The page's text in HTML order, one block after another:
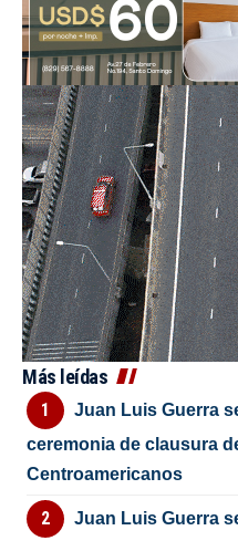
Más leídas
Juan Luis Guerra
ceremonia de clausura
Centroamericanos
Juan Luis Guerra